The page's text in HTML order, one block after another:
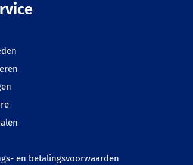
en betalingsvoorwaarden